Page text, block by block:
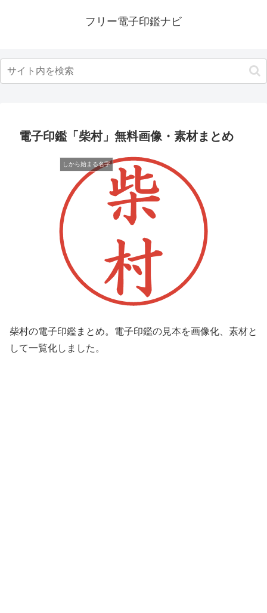
フリー電子印鑑ナビ
電子印鑑「柴村」無料画像・素材まとめ
しから始まる名字
柴村の電子印鑑まとめ。電子印鑑の見本を画像化、素材と
して一覧化しました。